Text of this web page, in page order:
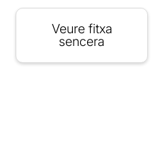
Veure fitxa
sencera